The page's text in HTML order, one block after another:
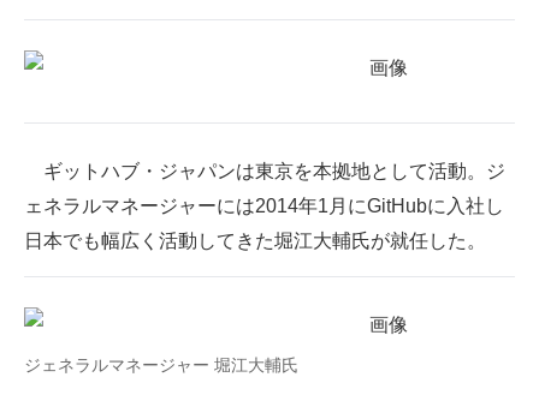
製造業のIT導入・活用を支援
ギットハブ・ジャパンは東京を本拠地として活動。ジ
ェネラルマネージャーには2014年1月にGitHubに入社し
日本でも幅広く活動してきた堀江大輔氏が就任した。
ジェネラルマネージャー 堀江大輔氏